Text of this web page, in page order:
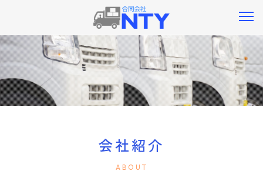
会社紹介
ABOUT